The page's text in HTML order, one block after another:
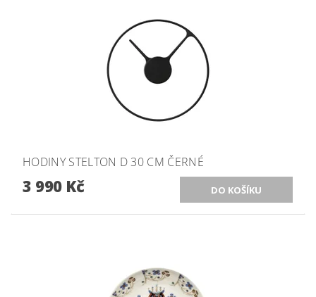
HODINY STELTON D 30 CM ČERNÉ
3 990 Kč